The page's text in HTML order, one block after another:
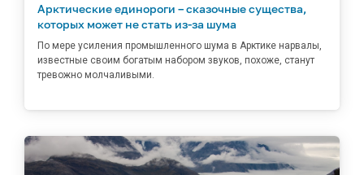
Арктические единороги – сказочные существа,
которых может не стать из-за шума
По мере усиления промышленного шума в Арктике нарвалы,
известные своим богатым набором звуков, похоже, станут
тревожно молчаливыми.